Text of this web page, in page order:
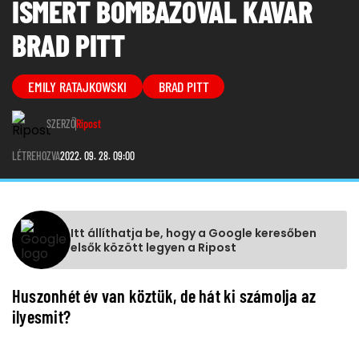
ISMERT BOMBÁZÓVAL KAVAR
BRAD PITT
EMILY RATAJKOWSKI BRAD PITT
SZERZŐRipost
LÉTREHOZVA2022. 09. 28. 09:00
Itt állíthatja be, hogy a Google keresőben
elsők között legyen a Ripost
Huszonhét év van köztük, de hát ki számolja az
ilyesmit?